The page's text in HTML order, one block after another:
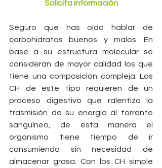
   Solicita información
Seguro que has oído hablar de
carbohidratos buenos y malos. En
base a su estructura molecular se
consideran de mayor calidad los que
tiene una composición compleja. Los
CH de este tipo requieren de un
proceso digestivo que ralentiza la
trasmisión de su energía al torrente
sanguíneo, de esta manera el
organismo tiene tiempo de ir
consumiendo sin necesidad de
almacenar grasa. Con los CH simple